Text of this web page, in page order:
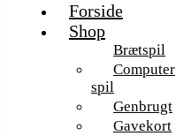
Forside
Shop
Brætspil
Computer
spil
Genbrugt
Gavekort